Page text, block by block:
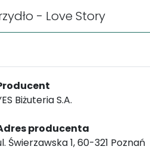
- Love Story
Biżuteria S.A.
producenta
Świerzawska 1, 60-321 Poznań